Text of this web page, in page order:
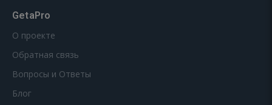
GetaPro
О проекте
Обратная связь
Вопросы и Ответы
Блог